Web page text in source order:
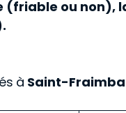
(friable ou non),
à Saint-